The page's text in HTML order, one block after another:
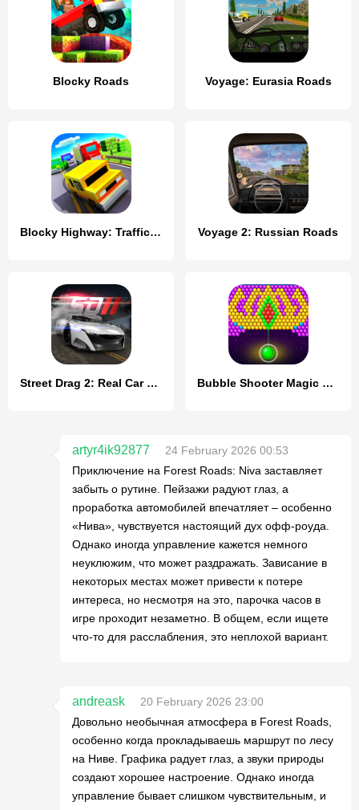
Blocky Roads Voyage: Eurasia Roads
Blocky Highway: Traffic Racing Voyage 2: Russian Roads
Street Drag 2: Real Car Racing Bubble Shooter Magic Forest
artyr4ik92877
24 February 2026 00:53
Приключение на Forest Roads: Niva заставляет
забыть о рутине. Пейзажи радуют глаз, а
проработка автомобилей впечатляет – особенно
«Нива», чувствуется настоящий дух офф-роуда.
Однако иногда управление кажется немного
неуклюжим, что может раздражать. Зависание в
некоторых местах может привести к потере
интереса, но несмотря на это, парочка часов в
игре проходит незаметно. В общем, если ищете
что-то для расслабления, это неплохой вариант.
andreask
20 February 2026 23:00
Довольно необычная атмосфера в Forest Roads,
особенно когда прокладываешь маршрут по лесу
на Ниве. Графика радует глаз, а звуки природы
создают хорошее настроение. Однако иногда
управление бывает слишком чувствительным, и